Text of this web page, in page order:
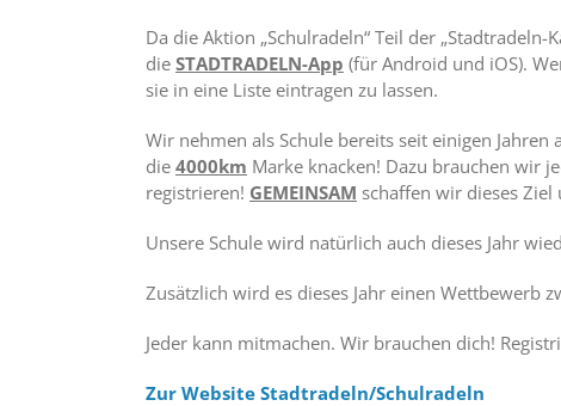
Da die Aktion „Schulradeln“ Teil der
die STADTRADELN-App (für Android und iOS).
sie in eine Liste eintragen zu lassen.
Wir nehmen als Schule bereits seit einigen
die 4000km Marke knacken! Dazu brauchen wir
registrieren! GEMEINSAM schaffen wir dieses
Unsere Schule wird natürlich auch dieses Jahr
Zusätzlich wird es dieses Jahr einen Wettbewerb
Jeder kann mitmachen. Wir brauchen dich!
Zur Website Stadtradeln/Schulradeln